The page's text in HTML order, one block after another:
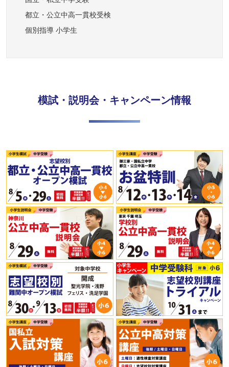
都立・公立中高一貫校受検
個別指導 小学生
模試・説明会・キャンペーン情報